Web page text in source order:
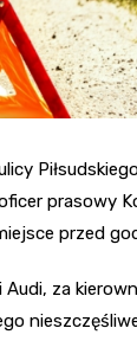
prasowy
przed
Audi, za